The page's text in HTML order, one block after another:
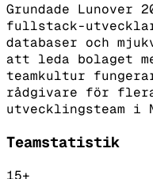
Grundade
fullstack-
databaser och
att leda bolaget
teamkultur
rådgivare för
utvecklingsteam i
Teamstatistik
15+